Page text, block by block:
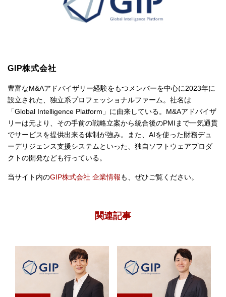
GIP株式会社
豊富なM&Aアドバイザリー経験をもつメンバーを中心に2023年に
設立された、独立系プロフェッショナルファーム。社名は
「Global Intelligence Platform」に由来している。M&Aアドバイザ
リーは元より、その手前の戦略立案から統合後のPMIまで一気通貫
でサービスを提供出来る体制が強み。また、AIを使った財務デュ
ーデリジェンス支援システムといった、独自ソフトウェアプロダ
クトの開発なども行っている。
当サイト内のGIP株式会社 企業情報も、ぜひご覧ください。
関連記事